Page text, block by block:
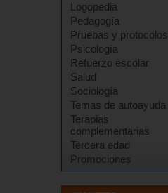
Logopedia
Pedagogía
Pruebas y protocolos
Psicología
Refuerzo escolar
Salud
Sociología
Temas de autoayuda
Terapias
complementarias
Tercera edad
Promociones